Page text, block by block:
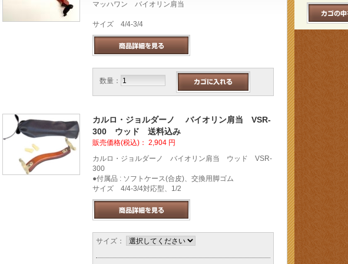
マッハワン バイオリン肩当
サイズ 4/4-3/4
数量：
カルロ・ジョルダーノ バイオリン肩当 VSR‐
300 ウッド 送料込み
販売価格(税込)： 2,904 円
カルロ・ジョルダーノ バイオリン肩当 ウッド VSR‐
300
●付属品 : ソフトケース(合皮)、交換用脚ゴム
サイズ 4/4-3/4対応型、1/2
サイズ：